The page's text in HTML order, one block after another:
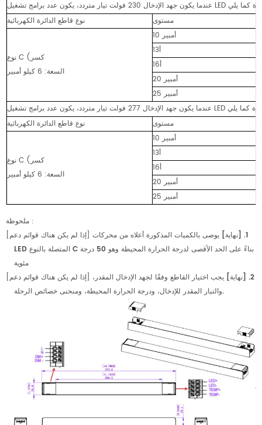
نوع قاطع الدائرة الكهربائية مستوى
نوع C (كسر
السعة: 6 كيلو أمبير
10 أمبير
13أ
16أ
20 أمبير
25 أمبير
نوع قاطع الدائرة الكهربائية مستوى
نوع C (كسر
السعة: 6 كيلو أمبير
10 أمبير
13أ
16أ
20 أمبير
25 أمبير
:
1. [نهاية] يوصى بالكميات المذكورة أعلاه من محركات
LED المتصلة بالنوع C بناءً على الحد الأقصى لدرجة الحرارة المحيطة وهو 50 درجة
مئوية
2. [نهاية] يجب اختيار القاطع وفقًا لجهد الإدخال المقدر،
والتيار المقدر للإدخال، ودرجة الحرارة المحيطة، ومنحنى خصائص الرحلة.